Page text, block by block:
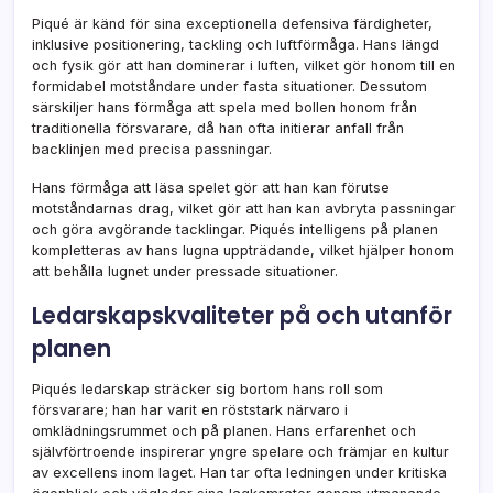
Piqué är känd för sina exceptionella defensiva färdigheter,
inklusive positionering, tackling och luftförmåga. Hans längd
och fysik gör att han dominerar i luften, vilket gör honom till en
formidabel motståndare under fasta situationer. Dessutom
särskiljer hans förmåga att spela med bollen honom från
traditionella försvarare, då han ofta initierar anfall från
backlinjen med precisa passningar.
Hans förmåga att läsa spelet gör att han kan förutse
motståndarnas drag, vilket gör att han kan avbryta passningar
och göra avgörande tacklingar. Piqués intelligens på planen
kompletteras av hans lugna uppträdande, vilket hjälper honom
att behålla lugnet under pressade situationer.
Ledarskapskvaliteter på och utanför
planen
Piqués ledarskap sträcker sig bortom hans roll som
försvarare; han har varit en röststark närvaro i
omklädningsrummet och på planen. Hans erfarenhet och
självförtroende inspirerar yngre spelare och främjar en kultur
av excellens inom laget. Han tar ofta ledningen under kritiska